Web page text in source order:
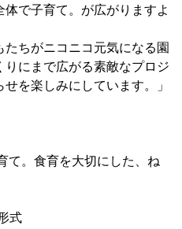
で子育て。が広がりますよ
たちがニコニコ元気になる園
にまで広がる素敵なプロジ
を楽しみにしています。」
。食育を大切にした、ね
式